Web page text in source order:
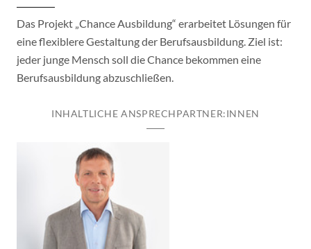
Das Projekt „Chance Ausbildung“ erarbeitet Lösungen für
eine flexiblere Gestaltung der Berufsausbildung. Ziel ist:
jeder junge Mensch soll die Chance bekommen eine
Berufsausbildung abzuschließen.
INHALTLICHE ANSPRECHPARTNER:INNEN